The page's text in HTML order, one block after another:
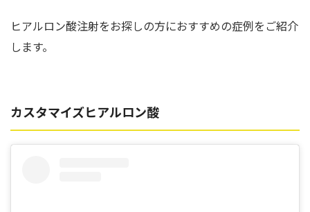
ヒアルロン酸注射をお探しの方におすすめの症例をご紹介
します。
カスタマイズヒアルロン酸